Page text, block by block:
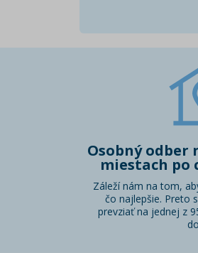
Osobný odber
miestach po
Záleží nám na tom,
čo najlepšie. Preto
prevziať na jednej z